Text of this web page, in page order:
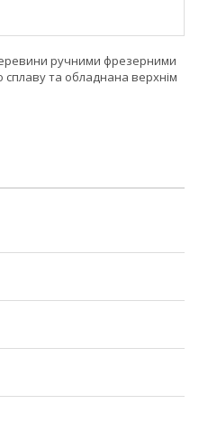
ручними фрезерними
та обладнана верхнім